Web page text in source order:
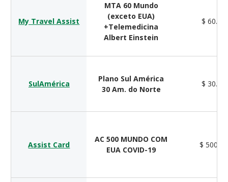
My Travel Assist
MTA 60 Mundo
(exceto EUA)
+Telemedicina
Albert Einstein
$
SulAmérica
Plano Sul América
30 Am. do Norte
$
Assist Card
AC 500 MUNDO COM
EUA COVID-19
$